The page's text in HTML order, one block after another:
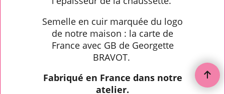
Semelle en cuir marquée du logo
de notre maison : la carte de
France avec GB de Georgette
BRAVOT.
Fabriqué en France dans notre
atelier.